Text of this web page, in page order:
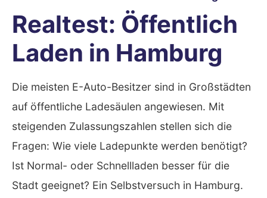
Realtest: Öffentlich
Laden in Hamburg
Die meisten E-Auto-Besitzer sind in Großstädten
auf öffentliche Ladesäulen angewiesen. Mit
steigenden Zulassungszahlen stellen sich die
Fragen: Wie viele Ladepunkte werden benötigt?
Ist Normal- oder Schnellladen besser für die
Stadt geeignet? Ein Selbstversuch in Hamburg.